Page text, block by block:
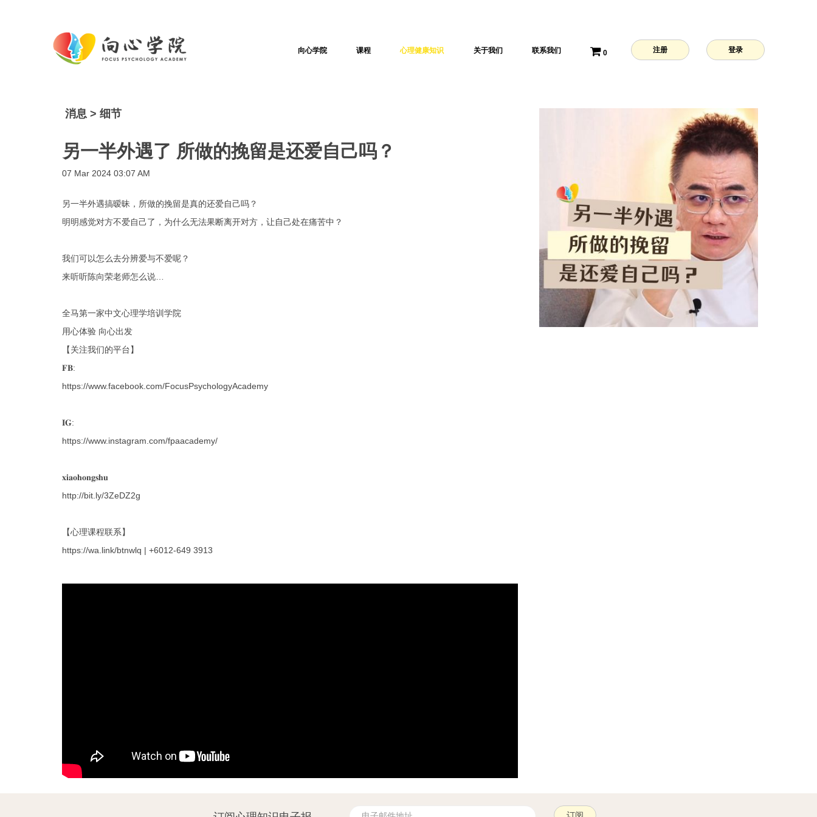
向心学院 课程 心理健康知识 关于我们 联系我们 0 注册 登录
消息 > 细节
另一半外遇了 所做的挽留是还爱自己吗？
07 Mar 2024 03:07 AM
另一半外遇搞暧昧，所做的挽留是真的还爱自己吗？
明明感觉对方不爱自己了，为什么无法果断离开对方，让自己处在痛苦中？
我们可以怎么去分辨爱与不爱呢？
来听听陈向荣老师怎么说…
全马第一家中文心理学培训学院
用心体验 向心出发
【关注我们的平台】
𝐅𝐁:
https://www.facebook.com/FocusPsychologyAcademy
𝐈𝐆:
https://www.instagram.com/fpaacademy/
𝐱𝐢𝐚𝐨𝐡𝐨𝐧𝐠𝐬𝐡𝐮
http://bit.ly/3ZeDZ2g
【心理课程联系】
https://wa.link/btnwlq | +6012-649 3913